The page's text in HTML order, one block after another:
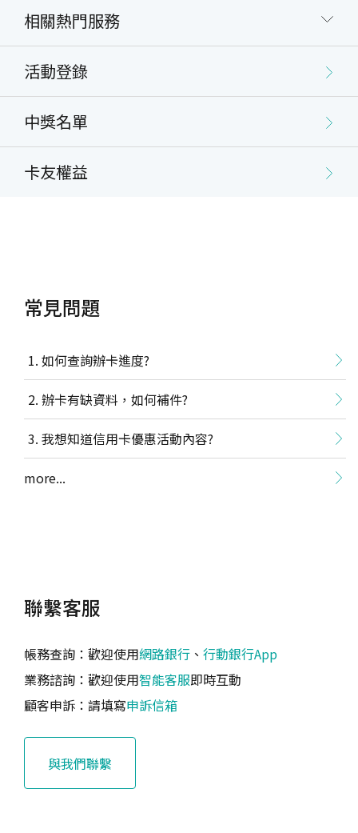
相關熱門服務
活動登錄
中獎名單
卡友權益
常見問題
如何查詢辦卡進度?
辦卡有缺資料，如何補件?
我想知道信用卡優惠活動內容?
more...
聯繫客服
帳務查詢：歡迎使用網路銀行 、 行動銀行App
業務諮詢：歡迎使用智能客服即時互動
顧客申訴：請填寫申訴信箱
與我們聯繫